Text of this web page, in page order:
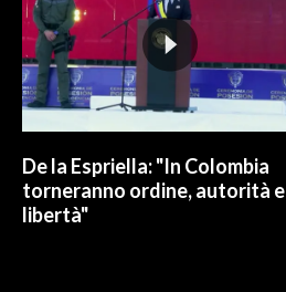
De la Espriella: "In Colombia
torneranno ordine, autorità e
libertà"